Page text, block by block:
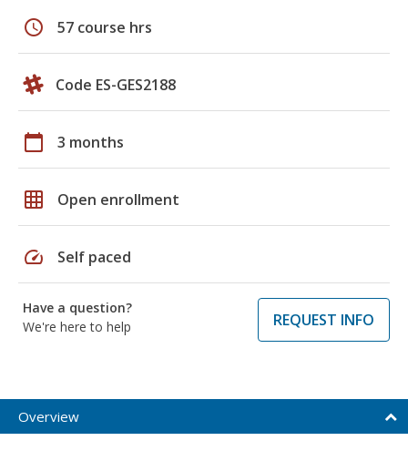
schedule 57 course hrs
Code ES-GES2188
calendar_today 3 months
grid_on Open enrollment
speed Self paced
Have a question?
We're here to help
REQUEST INFO
Overview